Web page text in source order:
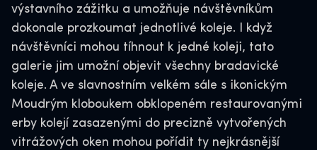
výstavního zážitku a umožňuje návštěvníkům
dokonale prozkoumat jednotlivé koleje. I když
návštěvníci mohou tíhnout k jedné koleji, tato
galerie jim umožní objevit všechny bradavické
koleje. A ve slavnostním velkém sále s ikonickým
Moudrým kloboukem obklopeném restaurovanými
erby kolejí zasazenými do precizně vytvořených
vitrážových oken mohou pořídit ty nejkrásnější